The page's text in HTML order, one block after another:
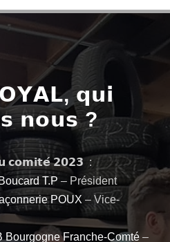
𝗾𝘂𝗶
𝗻𝗼𝘂𝘀 ?
𝗰𝗼𝗺𝗶𝘁𝗲́ 𝟮𝟬𝟮𝟯 :
Boucard T.P – Président
POUX – Vice-
Bourgogne Franche-Comté –